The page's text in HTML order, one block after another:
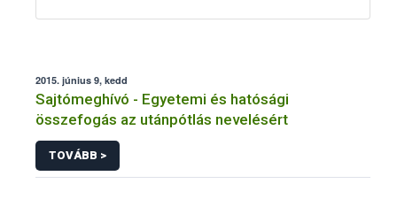
2015. június 9, kedd
Sajtómeghívó - Egyetemi és hatósági
összefogás az utánpótlás nevelésért
TOVÁBB >